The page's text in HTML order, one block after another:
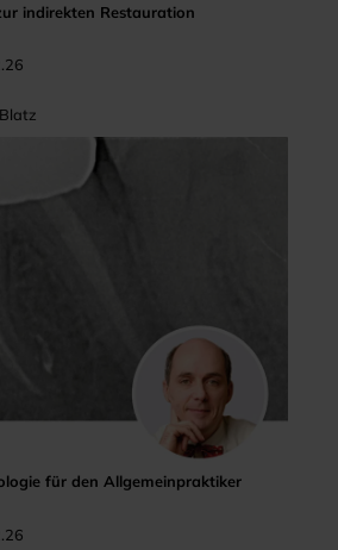
indirekten Restauration
für den Allgemeinpraktiker